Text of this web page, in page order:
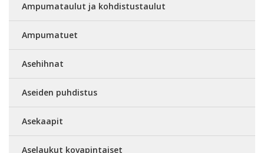
Ampumataulut ja kohdistustaulut
Ampumatuet
Asehihnat
Aseiden puhdistus
Asekaapit
Aselaukut kovapintaiset